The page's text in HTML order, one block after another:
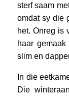
sterf saam
omdat sy die
het. Onreg is
haar
slim en
In die
Die